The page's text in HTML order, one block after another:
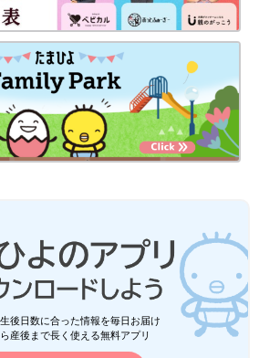
後日数に合った情報を毎日お届け
産後まで長く使える無料アプリ